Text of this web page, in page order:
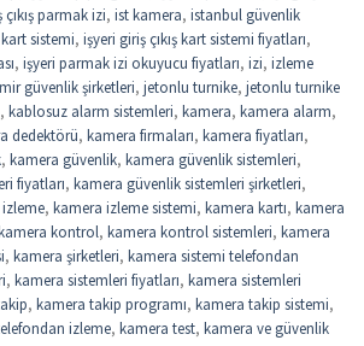
çıkış parmak izi, ist kamera, istanbul güvenlik
kart sistemi, işyeri giriş çıkış kart sistemi fiyatları,
, işyeri parmak izi okuyucu fiyatları, izi, izleme
güvenlik şirketleri, jetonlu turnike, jetonlu turnike
, kablosuz alarm sistemleri, kamera, kamera alarm,
dedektörü, kamera firmaları, kamera fiyatları,
, kamera güvenlik, kamera güvenlik sistemleri,
fiyatları, kamera güvenlik sistemleri şirketleri,
, kamera izleme sistemi, kamera kartı, kamera
kontrol, kamera kontrol sistemleri, kamera
, kamera şirketleri, kamera sistemi telefondan
, kamera sistemleri fiyatları, kamera sistemleri
, kamera takip programı, kamera takip sistemi,
izleme, kamera test, kamera ve güvenlik